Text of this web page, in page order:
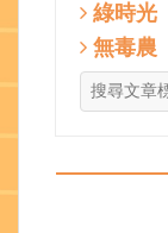
綠時光
無毒農